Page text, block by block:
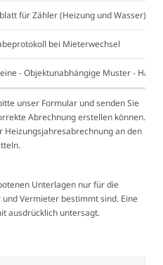
für Zähler (Heizung und Wasser)
bei Mieterwechsel
- Objektunabhängige Muster -
unser Formular und senden Sie
Abrechnung erstellen können.
an den
Unterlagen nur für die
Vermieter bestimmt sind. Eine
ausdrücklich untersagt.